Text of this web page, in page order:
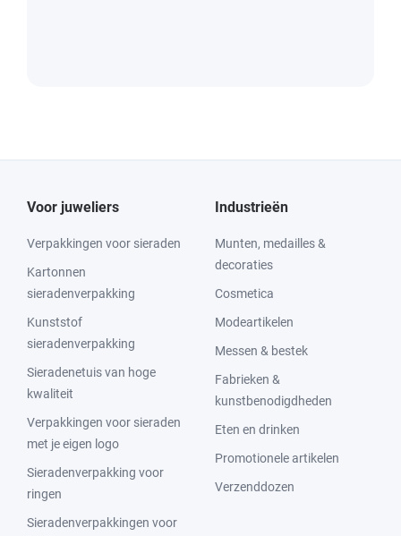
Voor juweliers
Verpakkingen voor sieraden
Kartonnen
sieradenverpakking
Kunststof
sieradenverpakking
Sieradenetuis van hoge
kwaliteit
Verpakkingen voor sieraden
met je eigen logo
Sieradenverpakking voor
ringen
Sieradenverpakkingen voor
Industrieën
Munten, medailles &
decoraties
Cosmetica
Modeartikelen
Messen & bestek
Fabrieken &
kunstbenodigdheden
Eten en drinken
Promotionele artikelen
Verzenddozen